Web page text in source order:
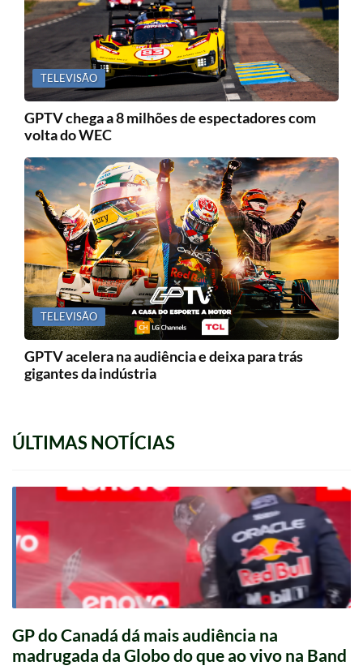
TELEVISÃO
GPTV chega a 8 milhões de espectadores com
volta do WEC
TELEVISÃO
GPTV acelera na audiência e deixa para trás
gigantes da indústria
ÚLTIMAS NOTÍCIAS
GP do Canadá dá mais audiência na
madrugada da Globo do que ao vivo na Band